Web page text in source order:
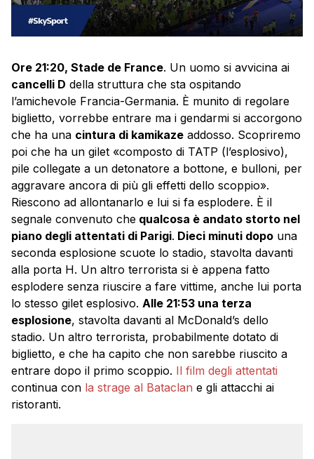
Ore 21:20, Stade de France. Un uomo si avvicina ai
cancelli D della struttura che sta ospitando
l’amichevole Francia-Germania. È munito di regolare
biglietto, vorrebbe entrare ma i gendarmi si accorgono
che ha una cintura di kamikaze addosso. Scopriremo
poi che ha un gilet «composto di TATP (l’esplosivo),
pile collegate a un detonatore a bottone, e bulloni, per
aggravare ancora di più gli effetti dello scoppio».
Riescono ad allontanarlo e lui si fa esplodere. È il
segnale convenuto che qualcosa è andato storto nel
piano degli attentati di Parigi. Dieci minuti dopo una
seconda esplosione scuote lo stadio, stavolta davanti
alla porta H. Un altro terrorista si è appena fatto
esplodere senza riuscire a fare vittime, anche lui porta
lo stesso gilet esplosivo. Alle 21:53 una terza
esplosione, stavolta davanti al McDonald’s dello
stadio. Un altro terrorista, probabilmente dotato di
biglietto, e che ha capito che non sarebbe riuscito a
entrare dopo il primo scoppio. Il film degli attentati
continua con la strage al Bataclan e gli attacchi ai
ristoranti.